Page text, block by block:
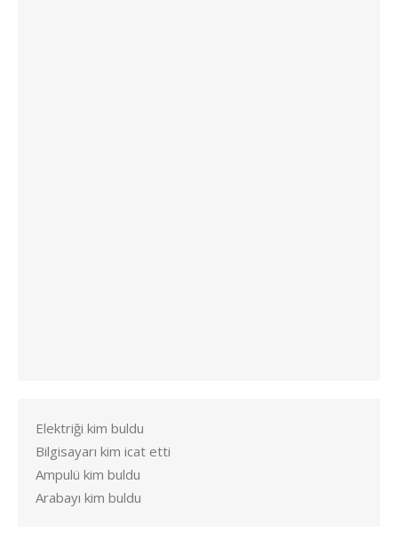
Elektriği kim buldu
Bilgisayarı kim icat etti
Ampulü kim buldu
Arabayı kim buldu